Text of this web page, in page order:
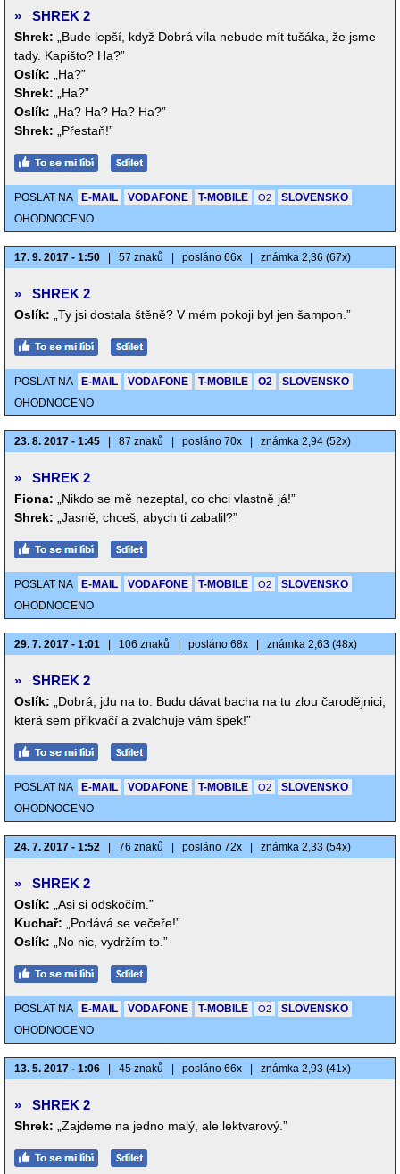
» SHREK 2
Shrek:
„Bude lepší, když Dobrá víla nebude mít tušáka, že jsme
tady. Kapišto? Ha?”
Oslík:
„Ha?”
Shrek:
„Ha?”
Oslík:
„Ha? Ha? Ha? Ha?”
Shrek:
„Přestaň!”
POSLAT NA E-MAIL VODAFONE T-MOBILE O2
SLOVENSKO
OHODNOCENO
17. 9. 2017 - 1:50 57 znaků posláno 66x známka 2,36 (67x)
» SHREK 2
Oslík: „Ty jsi dostala štěně? V mém pokoji byl jen šampon.”
POSLAT NA E-MAIL VODAFONE T-MOBILE O2
SLOVENSKO
OHODNOCENO
23. 8. 2017 - 1:45 87 znaků posláno 70x známka 2,94 (52x)
» SHREK 2
Fiona:
„Nikdo se mě nezeptal, co chci vlastně já!”
Shrek:
„Jasně, chceš, abych ti zabalil?”
POSLAT NA E-MAIL VODAFONE T-MOBILE O2
SLOVENSKO
OHODNOCENO
29. 7. 2017 - 1:01 106 znaků posláno 68x známka 2,63 (48x)
» SHREK 2
Oslík:
„Dobrá, jdu na to. Budu dávat bacha na tu zlou čarodějnici,
která sem přikvačí a zvalchuje vám špek!”
POSLAT NA E-MAIL VODAFONE T-MOBILE O2
SLOVENSKO
OHODNOCENO
24. 7. 2017 - 1:52 76 znaků posláno 72x známka 2,33 (54x)
» SHREK 2
Oslík:
„Asi si odskočím.”
Kuchař:
„Podává se večeře!”
Oslík:
„No nic, vydržím to.”
POSLAT NA E-MAIL VODAFONE T-MOBILE O2
SLOVENSKO
OHODNOCENO
13. 5. 2017 - 1:06 45 znaků posláno 66x známka 2,93 (41x)
» SHREK 2
Shrek: „Zajdeme na jedno malý, ale lektvarový.”